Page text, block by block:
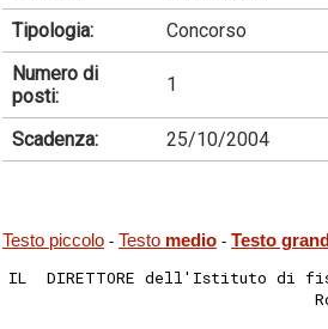
Tipologia:
Concorso
Numero di
posti:
1
Scadenza: 25/10/2004
Testo piccolo - Testo medio - Testo
IL  DIRETTORE dell'Istituto di